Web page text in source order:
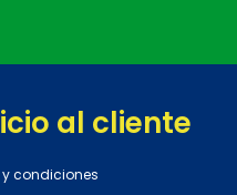
al cliente
condiciones